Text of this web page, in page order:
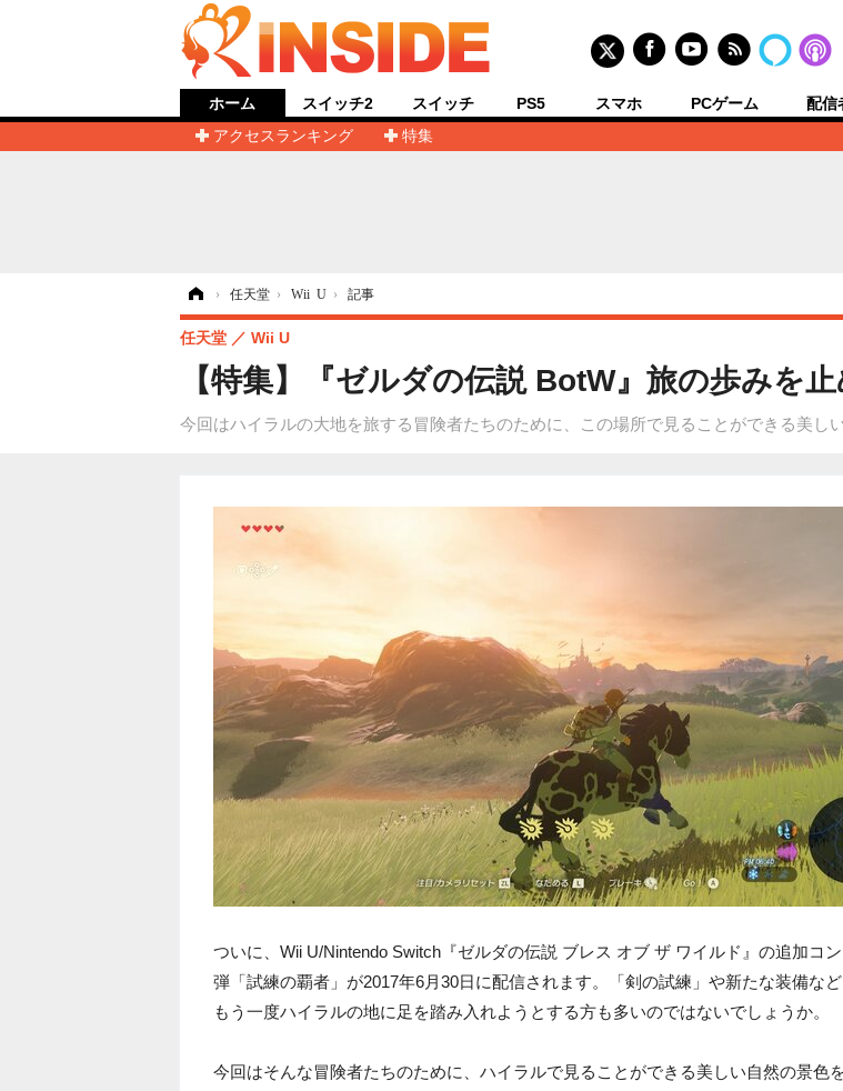
ホーム
アクセスランキング
特集
スイッチ2 スイッチ PS5 スマホ PCゲーム 配信
› 任天堂 › Wii U › 記事
【特集】『ゼルダの伝説 BotW』旅の歩みを
今回はハイラルの大地を旅する冒険者たちのために、この場所で見ることができる美し
任天堂 Wii U
ついに、Wii U/Nintendo Switch『ゼルダの伝説 ブレス オブ ザ ワイルド』の追加コ
弾「試練の覇者」が2017年6月30日に配信されます。「剣の試練」や新たな装備など
もう一度ハイラルの地に足を踏み入れようとする方も多いのではないでしょうか。
今回はそんな冒険者たちのために、ハイラルで見ることができる美しい自然の景色